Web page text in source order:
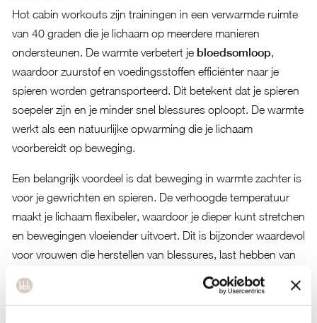
Hot cabin workouts zijn trainingen in een verwarmde ruimte
van 40 graden die je lichaam op meerdere manieren
ondersteunen. De warmte verbetert je bloedsomloop,
waardoor zuurstof en voedingsstoffen efficiënter naar je
spieren worden getransporteerd. Dit betekent dat je spieren
soepeler zijn en je minder snel blessures oploopt. De warmte
werkt als een natuurlijke opwarming die je lichaam
voorbereidt op beweging.
Een belangrijk voordeel is dat beweging in warmte zachter is
voor je gewrichten en spieren. De verhoogde temperatuur
maakt je lichaam flexibeler, waardoor je dieper kunt stretchen
en bewegingen vloeiender uitvoert. Dit is bijzonder waardevol
voor vrouwen die herstellen van blessures, last hebben van
stijve spieren of beginnend zijn met bewegen.
De warmte heeft ook eenreinigend effectop je lichaam. Je